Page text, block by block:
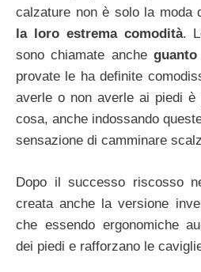
calzature non è solo la moda
la loro estrema comodità.
sono chiamate anche
provate le ha definite
averle o non averle ai piedi è
cosa, anche indossando
sensazione di camminare
Dopo il successo riscosso
creata anche la versione
che essendo ergonomiche
dei piedi e rafforzano le